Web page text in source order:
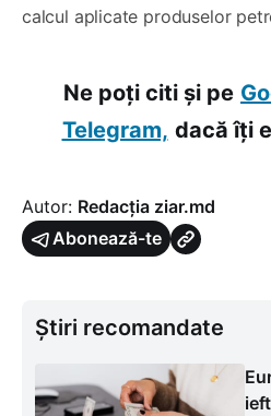
calcul aplicate produselor
Ne poți citi și pe
Telegram, dacă îți
Autor: Redacția ziar.md
Abonează-te
Știri recomandate